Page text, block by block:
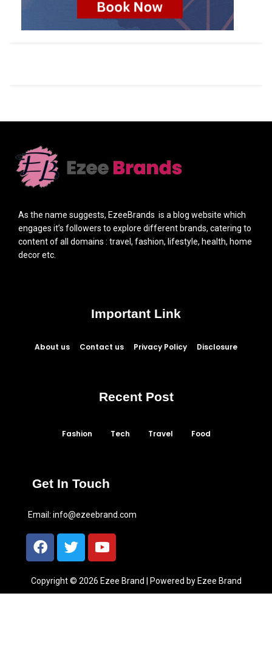
As the name suggests, EzeeBrands is a blog website which
engages it’s followers to explore different brands, catering to
content of all domains : travel, fashion, lifestyle, health, home
decor etc.
Important Link
About us Contact us Privacy Policy Disclosure
Recent Post
Fashion Tech Travel Food
Get In Touch
Email: info@ezeebrand.com
Copyright © 2026 Ezee Brand | Powered by Ezee Brand